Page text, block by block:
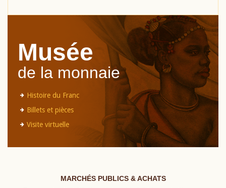
Musée
de la monnaie
Histoire du Franc
Billets et pièces
Visite virtuelle
MARCHÉS PUBLICS & ACHATS